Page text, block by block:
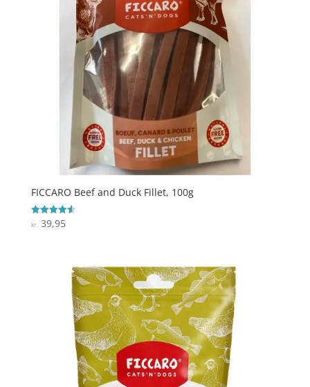
FICCARO Beef and Duck Fillet, 100g
Vurderet
4.6
kr.39,95